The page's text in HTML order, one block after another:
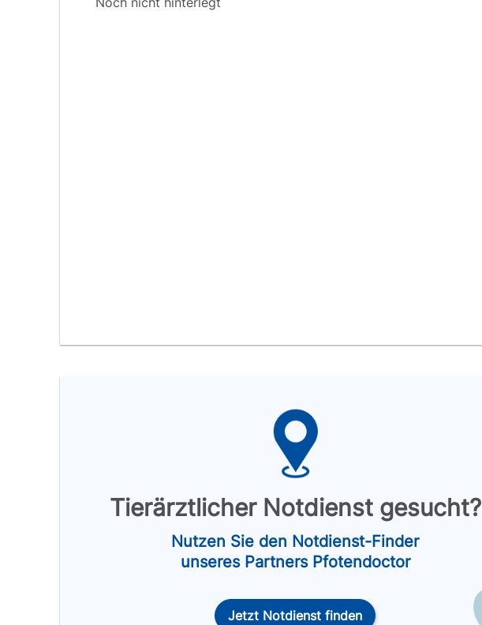
Tierärztlicher Notdienst gesucht?
Nutzen Sie den Notdienst-Finder
unseres Partners Pfotendoctor
Jetzt Notdienst finden